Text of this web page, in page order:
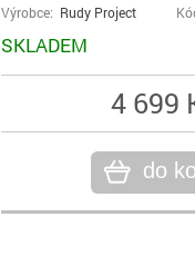
Výrobce: Rudy Project
SKLADEM
4 699
do